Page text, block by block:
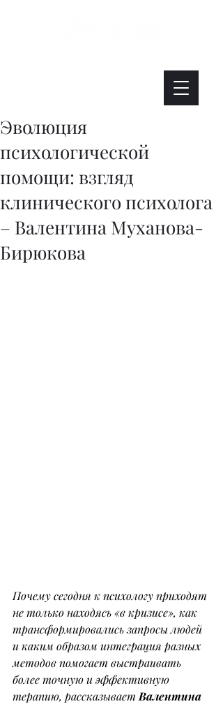
Эволюция
психологической
помощи: взгляд
клинического психолога
– Валентина Муханова-
Бирюкова
Почему сегодня к психологу приходят
не только находясь «в кризисе», как
трансформировались запросы людей
и каким образом интеграция разных
методов помогает выстраивать
более точную и эффективную
терапию, рассказывает Валентина